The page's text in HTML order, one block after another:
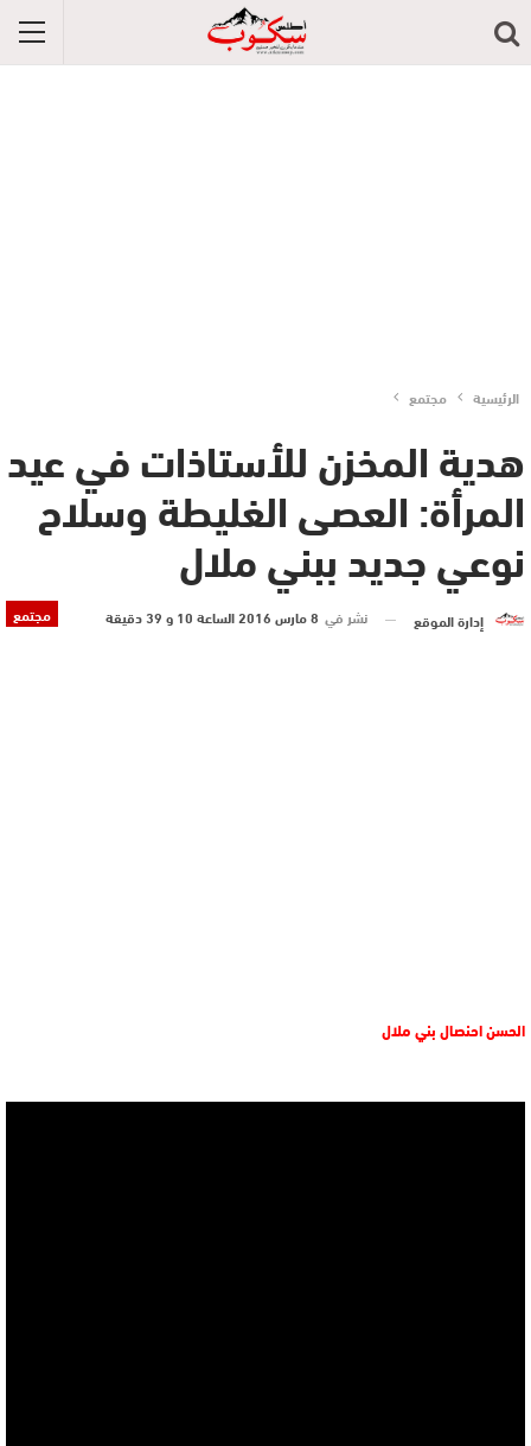
الرئيسية مجتمع
هدية المخزن للأستاذات في عيد
المرأة: العصى الغليطة وسلاح
نوعي جديد ببني ملال
مجتمع إدارة الموقع نشر في 8 مارس 2016 الساعة 10 و 39 دقيقة
الحسن احنصال بني ملال